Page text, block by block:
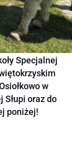
Specjalnej
w
Słupi oraz do
poniżej!